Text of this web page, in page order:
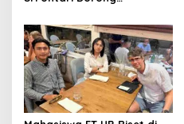
Posyandu sebagai Garda
Terdepan Layanan
Kesehatan